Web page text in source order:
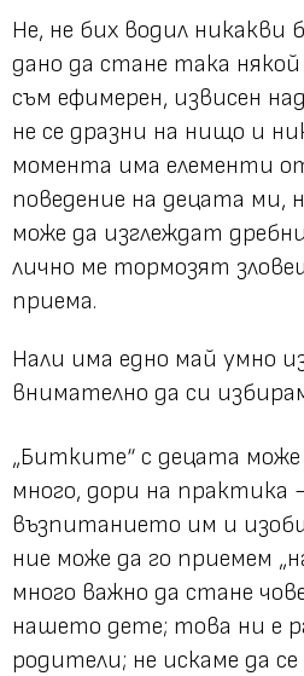
Не, не бих водил
дано да стане така
съм ефимерен, извисен
не се дразни на нищо и
момента има елементи
поведение на децата ми,
може да изглеждат
лично ме тормозят
приема.
Нали има едно май умно
внимателно да си
„Битките“ с децата може
много, дори на практика
възпитанието им и
ние може да го приемем
много важно да стане
нашето дете; това ни е
родители; не искаме да